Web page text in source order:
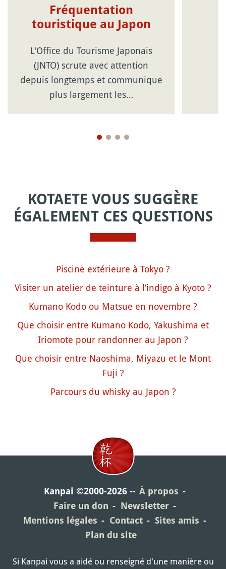
Fréquentation
touristique au Japon
L'Office du Tourisme Japonais
(JNTO) scrute avec attention
depuis longtemps et communique
plus largement les…
KOTAETE VOUS SUGGÈRE
ÉGALEMENT CES QUESTIONS
Piscine extérieure à Tokyo ?
Visiter un atelier de teinture à l’indigo à Kyoto ?
Kumano Kodo ou Matsue en novembre ?
Que choisir entre Kumano Kodo, Yakushima et
Iriomote pour randonner au Japon ?
Que choisir entre Naoshima, Miyazu et le Mont
Fuji ?
Parcours du whisky au Japon ?
Kanpai ©2000-2026
À propos
Faire un don
Newsletter
Mentions légales
Contact
Sites amis
Plan du site
Si Kanpai vous a aidé ou renseigné d'une manière ou